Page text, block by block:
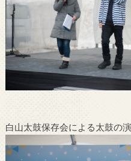
白山太鼓保存会による太鼓の